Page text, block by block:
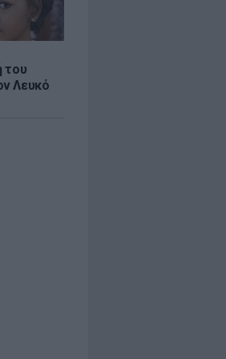
του
Λευκό